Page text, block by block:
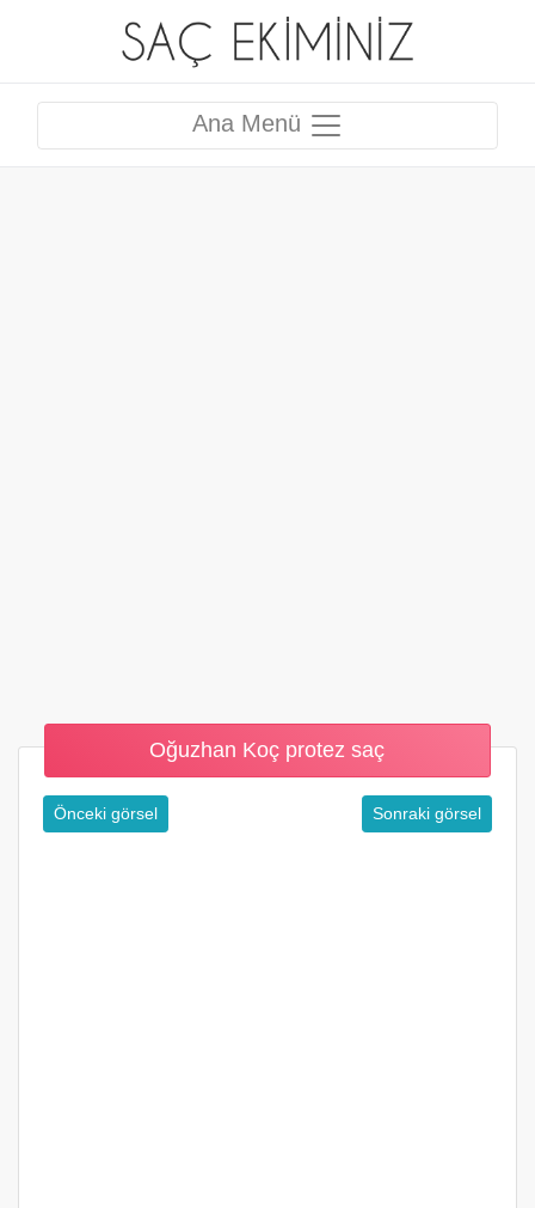
Ana Menü
Oğuzhan Koç protez saç
Önceki görsel Sonraki görsel